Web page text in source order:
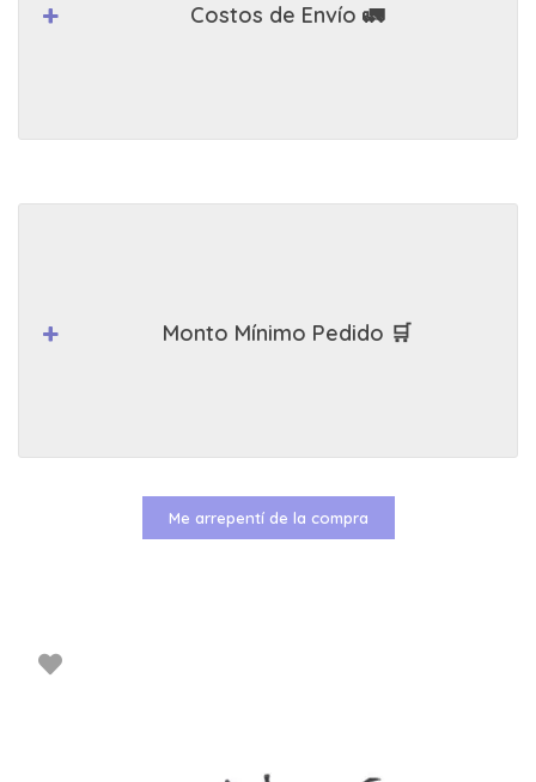
Costos de Envío 🚛
Monto Mínimo Pedido 🛒
Me arrepentí de la compra